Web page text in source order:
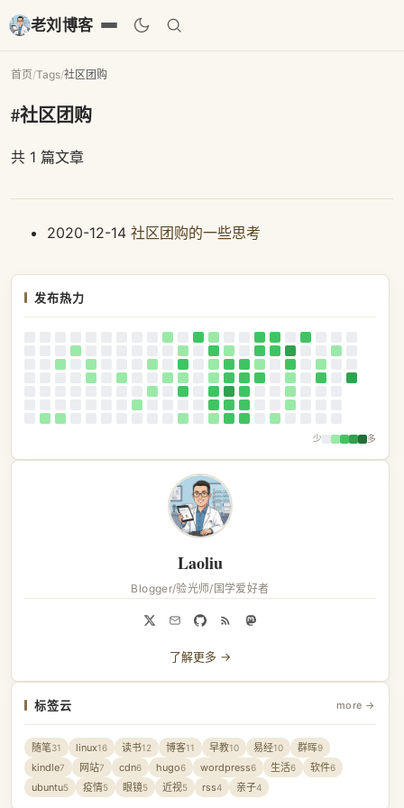
老刘博客
首页/Tags/社区团购
#社区团购
共 1 篇文章
2020-12-14 社区团购的一些思考
发布热力
少 多
Laoliu
Blogger/验光师/国学爱好者
了解更多 →
标签云 more →
随笔31 linux16 读书12 博客11 早教10 易经10 群晖9
kindle7 网站7 cdn6 hugo6 wordpress6 生活6 软件6
ubuntu5 疫情5 眼镜5 近视5 rss4 亲子4